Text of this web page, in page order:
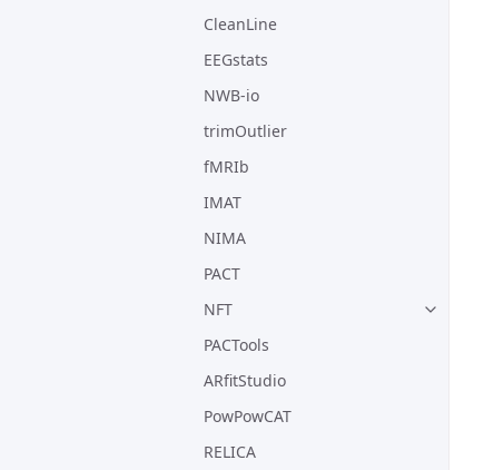
CleanLine
EEGstats
NWB-io
trimOutlier
fMRIb
IMAT
NIMA
PACT
NFT
PACTools
ARfitStudio
PowPowCAT
RELICA